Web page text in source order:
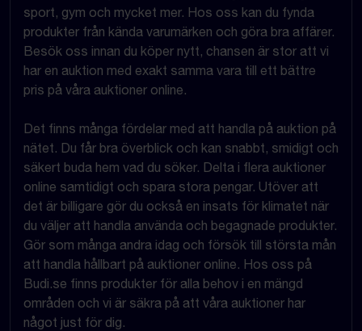
sport, gym och mycket mer. Hos oss kan du fynda
produkter från kända varumärken och göra bra affärer.
Besök oss innan du köper nytt, chansen är stor att vi
har en auktion med exakt samma vara till ett bättre
pris på våra auktioner online.
Det finns många fördelar med att handla på auktion på
nätet. Du får bra överblick och kan snabbt, smidigt och
säkert buda hem vad du söker. Delta i flera auktioner
online samtidigt och spara stora pengar. Utöver att
det är billigare gör du också en insats för klimatet när
du väljer att handla använda och begagnade produkter.
Gör som många andra idag och försök till största mån
att handla hållbart på auktioner online. Hos oss på
Budi.se finns produkter för alla behov i en mängd
områden och vi är säkra på att våra auktioner har
något just för dig.